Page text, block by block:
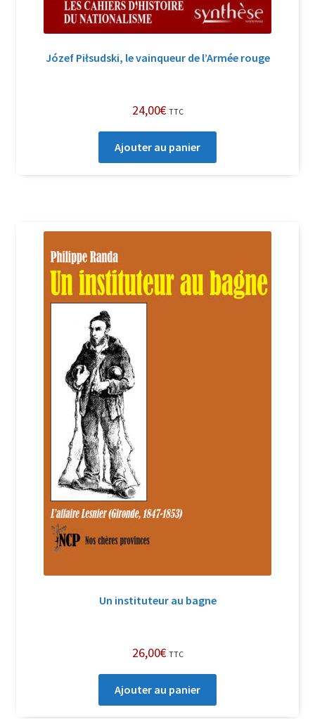
Józef Piłsudski, le vainqueur de l’Armée rouge
24,00€ TTC
Ajouter au panier
Un instituteur au bagne
26,00€ TTC
Ajouter au panier